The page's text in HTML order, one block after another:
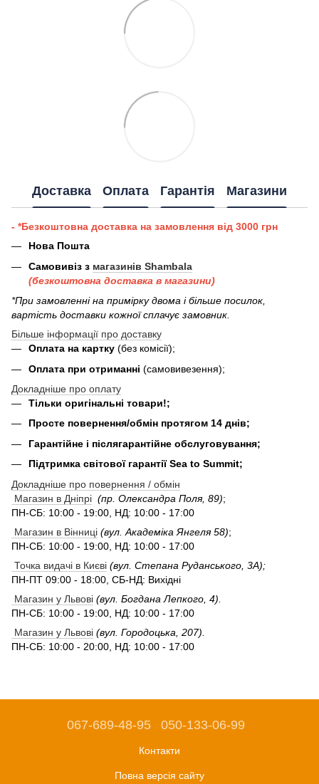
Доставка Оплата Гарантія Магазини
- *Безкоштовна доставка на замовлення від 3000 грн
Нова Пошта
Самовивіз з магазинів Shambala
(безкоштовна доставка в магазини)
*При замовленні на примірку двома і більше посилок,
вартість доставки кожної сплачує замовник.
Більше інформації про доставку
Оплата на картку (без комісії);
Оплата при отриманні (самовивезення);
Докладніше про оплату
Тільки оригінальні товари!;
Просте повернення/обмін протягом 14 днів;
Гарантійне і післягарантійне обслуговування;
Підтримка світової гарантії Sea to Summit;
Докладніше про повернення / обмін
Магазин в Дніпрі (пр. Олександра Поля, 89);
ПН-СБ: 10:00 - 19:00, НД: 10:00 - 17:00
Магазин в Вінниці (вул. Академіка Янгеля 58);
ПН-СБ: 10:00 - 19:00, НД: 10:00 - 17:00
Точка видачі в Києві (вул. Степана Руданського, 3А);
ПН-ПТ 09:00 - 18:00, СБ-НД: Вихідні
Магазин у Львові (вул. Богдана Лепкого, 4).
ПН-СБ: 10:00 - 19:00, НД: 10:00 - 17:00
Магазин у Львові (вул. Городоцька, 207).
ПН-СБ: 10:00 - 20:00, НД: 10:00 - 17:00
067-689-48-95 050-133-06-99
Контакти
Повна версія сайту